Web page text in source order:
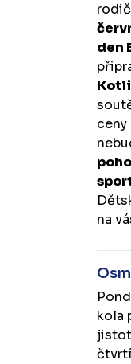
den
ceny
na
kola